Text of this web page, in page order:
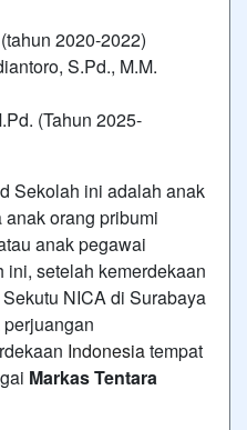
2020-2022)
S.Pd., M.M.
(Tahun 2025-
Sekolah ini adalah anak
orang pribumi
anak pegawai
ini, setelah kemerdekaan
NICA di Surabaya
Indonesiatempat
Markas Tentara